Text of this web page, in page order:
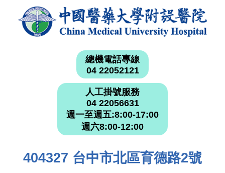
總機電話專線
04 22052121
人工掛號服務
04 22056631
週一至週五:8:00-17:00
週六8:00-12:00
404327 台中市北區育德路2號